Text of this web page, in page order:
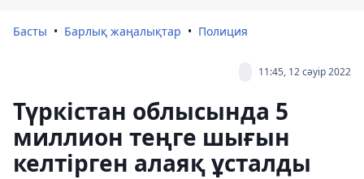
Басты Барлық жаңалықтар Полиция
11:45, 12 сәуір 2022
Түркістан облысында 5
миллион теңге шығын
келтірген алаяқ ұсталды